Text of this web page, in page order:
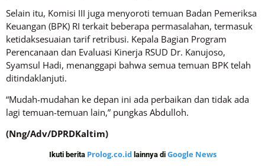
Selain itu, Komisi III juga menyoroti temuan Badan Pemeriksa
Keuangan (BPK) RI terkait beberapa permasalahan, termasuk
ketidaksesuaian tarif retribusi. Kepala Bagian Program
Perencanaan dan Evaluasi Kinerja RSUD Dr. Kanujoso,
Syamsul Hadi, menanggapi bahwa semua temuan BPK telah
ditindaklanjuti.
“Mudah-mudahan ke depan ini ada perbaikan dan tidak ada
lagi temuan-temuan lain,” pungkas Abdulloh.
(Nng/Adv/DPRDKaltim)
Ikuti berita Prolog.co.id lainnya di Google News